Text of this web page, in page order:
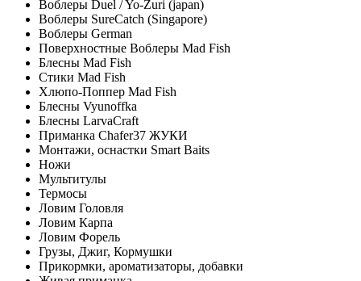
Воблеры Duel / Yo-Zuri (japan)
Воблеры SureCatch (Singapore)
Воблеры German
Поверхностные Воблеры Mad Fish
Блесны Mad Fish
Стики Mad Fish
Хлюпо-Поппер Mad Fish
Блесны Vyunoffka
Блесны LarvaCraft
Приманка Chafer37 ЖУКИ
Монтажи, оснастки Smart Baits
Ножи
Мультитулы
Термосы
Ловим Головля
Ловим Карпа
Ловим Форель
Грузы, Джиг, Кормушки
Прикормки, ароматизаторы, добавки